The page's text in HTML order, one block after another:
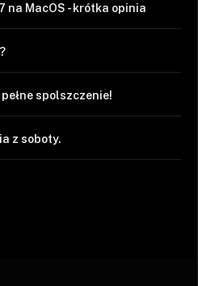
na MacOS - krótka opinia
spolszczenie!
z soboty.